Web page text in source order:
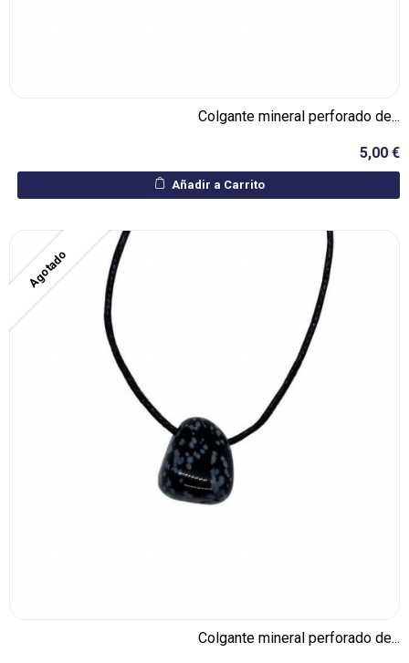
Colgante mineral perforado de...
5,00 €
Añadir a Carrito
Agotado
Colgante mineral perforado de...